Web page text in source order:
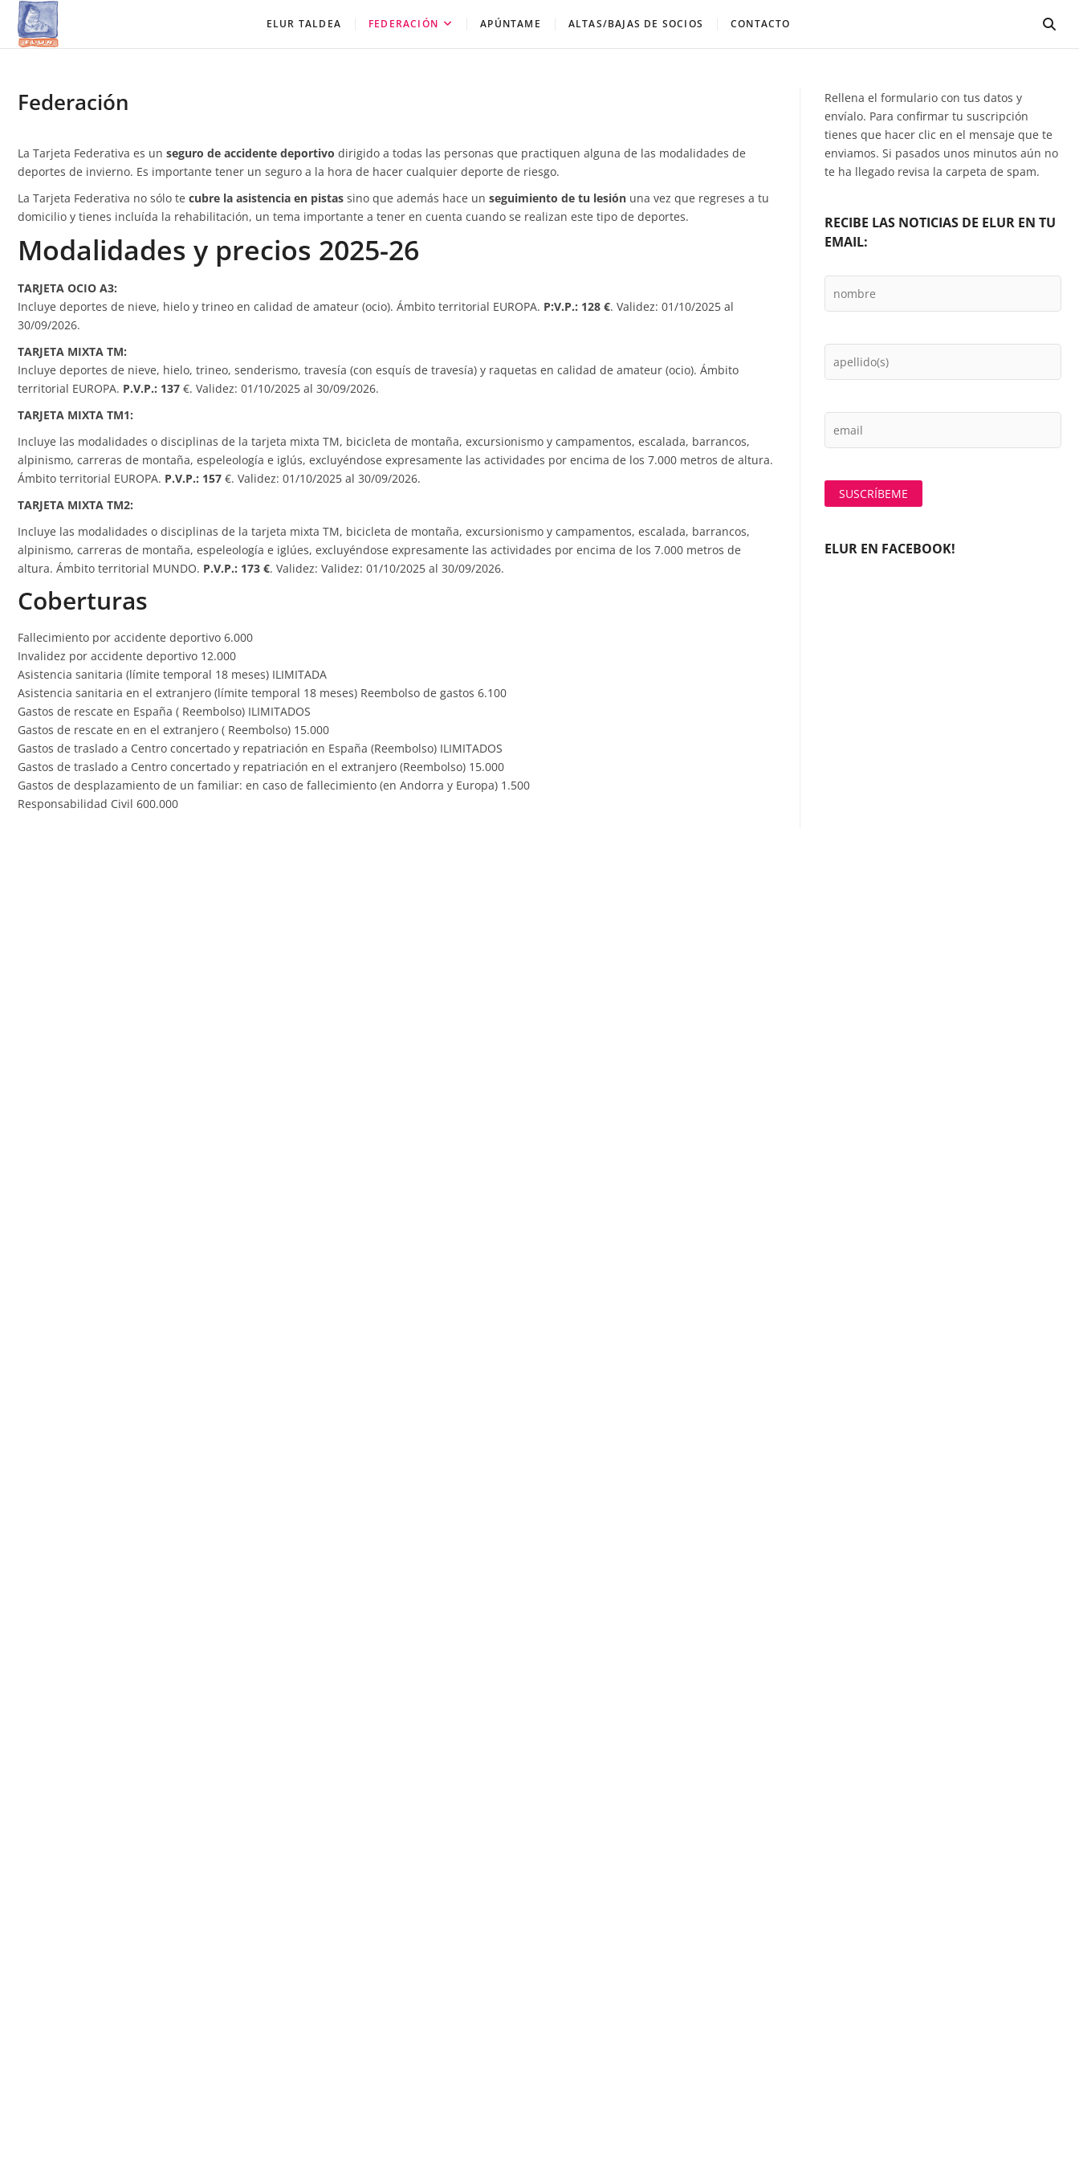
Saltar
contenido
ELUR TALDEA FEDERACIÓN APÚNTAME ALTAS/BAJAS DE SOCIOS CONTACTO
Federación
La Tarjeta Federativa es un seguro de accidente deportivo dirigido a todas las personas que practiquen alguna de las modalidades de
deportes de invierno. Es importante tener un seguro a la hora de hacer cualquier deporte de riesgo.
La Tarjeta Federativa no sólo te cubre la asistencia en pistas sino que además hace un seguimiento de tu lesión una vez que regreses a tu
domicilio y tienes incluída la rehabilitación, un tema importante a tener en cuenta cuando se realizan este tipo de deportes.
Modalidades y precios 2025-26
TARJETA OCIO A3:
Incluye deportes de nieve, hielo y trineo en calidad de amateur (ocio). Ámbito territorial EUROPA. P:V.P.: 128 €. Validez: 01/10/2025 al
30/09/2026.
TARJETA MIXTA TM:
Incluye deportes de nieve, hielo, trineo, senderismo, travesía (con esquís de travesía) y raquetas en calidad de amateur (ocio). Ámbito
territorial EUROPA. P.V.P.: 137 €. Validez: 01/10/2025 al 30/09/2026.
TARJETA MIXTA TM1:
Incluye las modalidades o disciplinas de la tarjeta mixta TM, bicicleta de montaña, excursionismo y campamentos, escalada, barrancos,
alpinismo, carreras de montaña, espeleología e iglús, excluyéndose expresamente las actividades por encima de los 7.000 metros de altura.
Ámbito territorial EUROPA. P.V.P.: 157 €. Validez: 01/10/2025 al 30/09/2026.
TARJETA MIXTA TM2:
Incluye las modalidades o disciplinas de la tarjeta mixta TM, bicicleta de montaña, excursionismo y campamentos, escalada, barrancos,
alpinismo, carreras de montaña, espeleología e iglúes, excluyéndose expresamente las actividades por encima de los 7.000 metros de
altura. Ámbito territorial MUNDO. P.V.P.: 173 €. Validez: Validez: 01/10/2025 al 30/09/2026.
Coberturas
Fallecimiento por accidente deportivo 6.000
Invalidez por accidente deportivo 12.000
Asistencia sanitaria (límite temporal 18 meses) ILIMITADA
Asistencia sanitaria en el extranjero (límite temporal 18 meses) Reembolso de gastos 6.100
Gastos de rescate en España ( Reembolso) ILIMITADOS
Gastos de rescate en en el extranjero ( Reembolso) 15.000
Gastos de traslado a Centro concertado y repatriación en España (Reembolso) ILIMITADOS
Gastos de traslado a Centro concertado y repatriación en el extranjero (Reembolso) 15.000
Gastos de desplazamiento de un familiar: en caso de fallecimiento (en Andorra y Europa) 1.500
Responsabilidad Civil 600.000
Rellena el formulario con tus datos y
envíalo. Para confirmar tu suscripción
tienes que hacer clic en el mensaje que te
enviamos. Si pasados unos minutos aún no
te ha llegado revisa la carpeta de spam.
RECIBE LAS NOTICIAS DE ELUR EN TU
EMAIL:
ELUR EN FACEBOOK!